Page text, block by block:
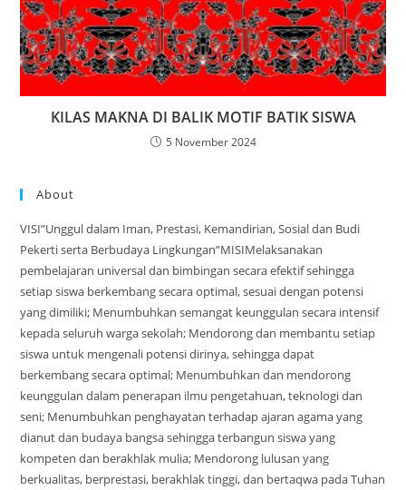
KILAS MAKNA DI BALIK MOTIF BATIK SISWA
5 November 2024
About
VISI”Unggul dalam Iman, Prestasi, Kemandirian, Sosial dan Budi
Pekerti serta Berbudaya Lingkungan”MISIMelaksanakan
pembelajaran universal dan bimbingan secara efektif sehingga
setiap siswa berkembang secara optimal, sesuai dengan potensi
yang dimiliki; Menumbuhkan semangat keunggulan secara intensif
kepada seluruh warga sekolah; Mendorong dan membantu setiap
siswa untuk mengenali potensi dirinya, sehingga dapat
berkembang secara optimal; Menumbuhkan dan mendorong
keunggulan dalam penerapan ilmu pengetahuan, teknologi dan
seni; Menumbuhkan penghayatan terhadap ajaran agama yang
dianut dan budaya bangsa sehingga terbangun siswa yang
kompeten dan berakhlak mulia; Mendorong lulusan yang
berkualitas, berprestasi, berakhlak tinggi, dan bertaqwa pada Tuhan